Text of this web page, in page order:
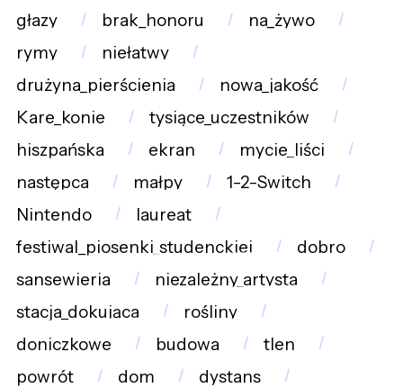
głazy
brak_honoru
na_żywo
rymy
niełatwy
drużyna_pierścienia
nowa_jakość
Kare_konie
tysiące_uczestników
hiszpańska
ekran
mycie_liści
następca
małpy
1-2-Switch
Nintendo
laureat
festiwal_piosenki_studenckiej
dobro
sansewieria
niezależny_artysta
stacja_dokująca
rośliny
doniczkowe
budowa
tlen
powrót
dom
dystans